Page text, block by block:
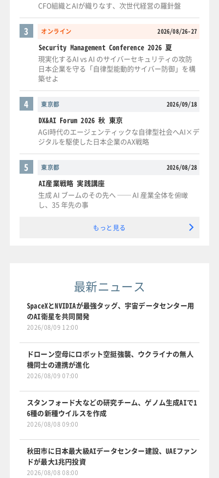
CFO組織とAIが織りなす、次世代経営の羅針盤
オンライン 2026/08/26-27
3
Security Management Conference 2026 夏
現実化するAI vs AI のサイバーセキュリティの攻防
日本企業を守る「自律型能動的サイバー防御」を構
築せよ
東京都 2026/09/18
4
DX&AI Forum 2026 秋 東京
AGI時代のエージェンティックな自律型社会へAI×デ
ジタルを駆使した日本企業のAX戦略
東京都 2026/08/28
5
AI産業戦略 実践講座
生成 AI ブームのその先へ ── AI 産業全体を俯瞰
し、35 年先の事
もっと見る
最新ニュース
SpaceXとNVIDIAが最強タッグ、宇宙データセンター用
のAI衛星を共同開発
2026/08/09 12:00
ドローン空母にロボット空挺強襲、ウクライナの無人
機同士の連携が進化
2026/08/09 07:00
スタンフォード大などの研究チーム、ゲノム生成AIで1
6種の新種ウイルスを作成
2026/08/08 09:00
秋田市に日本最大級AIデータセンター建設、UAEファン
ドが最大1兆円投資
2026/08/08 08:00